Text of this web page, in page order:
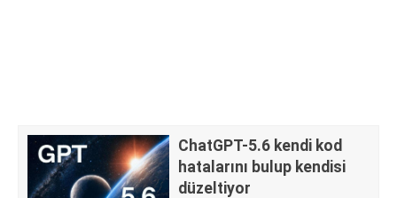
ChatGPT-5.6 kendi kod
hatalarını bulup kendisi
düzeltiyor